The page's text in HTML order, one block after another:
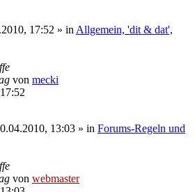
17:52 » in Allgemein, 'dit & dat',
von mecki
13:03 » in Forums-Regeln und
von webmaster